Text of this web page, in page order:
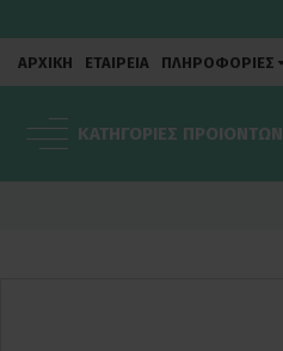
ΑΡΧΙΚΗ ΕΤΑΙΡΕΙΑ ΠΛΗΡΟΦΟΡΙΕΣ
ΚΑΤΗΓΟΡΙΕΣ ΠΡΟΙΟΝΤΩΝ